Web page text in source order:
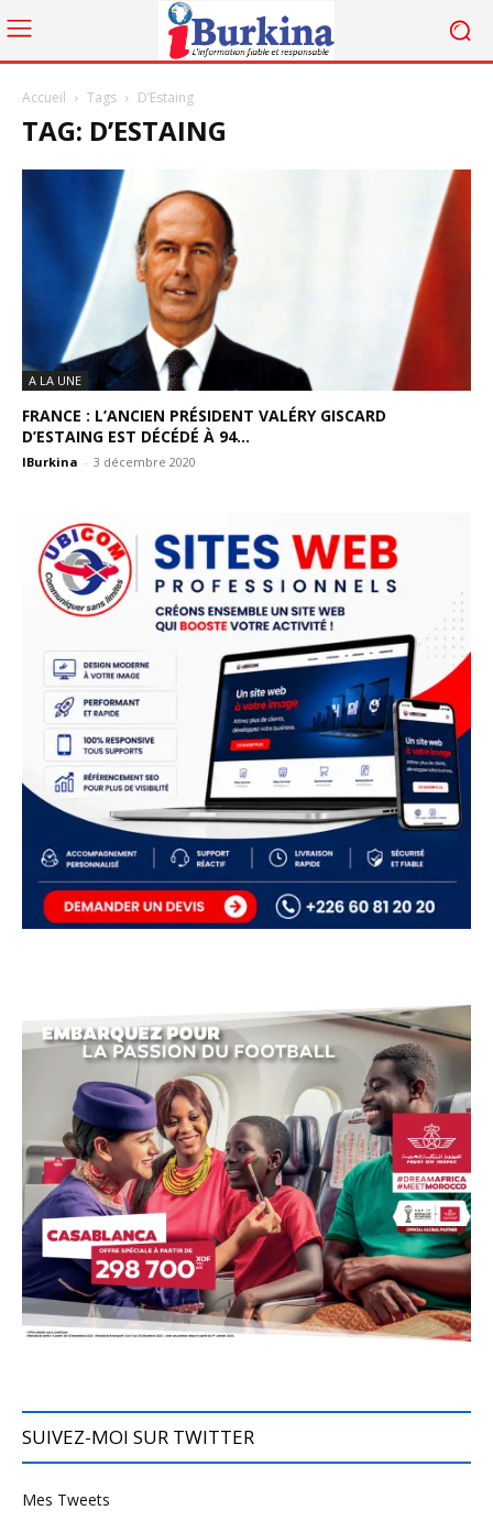
Accueil Tags D’Estaing
TAG: D’ESTAING
A LA UNE
FRANCE : L’ANCIEN PRÉSIDENT VALÉRY GISCARD
D’ESTAING EST DÉCÉDÉ À 94...
IBurkina - 3 décembre 2020
SUIVEZ-MOI SUR TWITTER
Mes Tweets